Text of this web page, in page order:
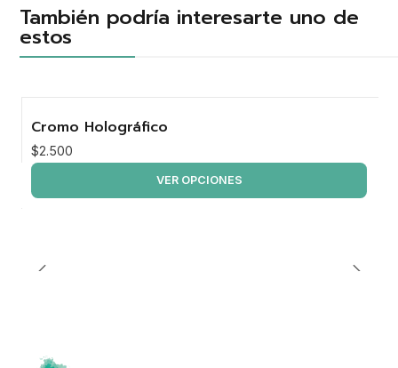
También podría interesarte uno de
estos
Cromo Holográfico
$2.500
VER OPCIONES